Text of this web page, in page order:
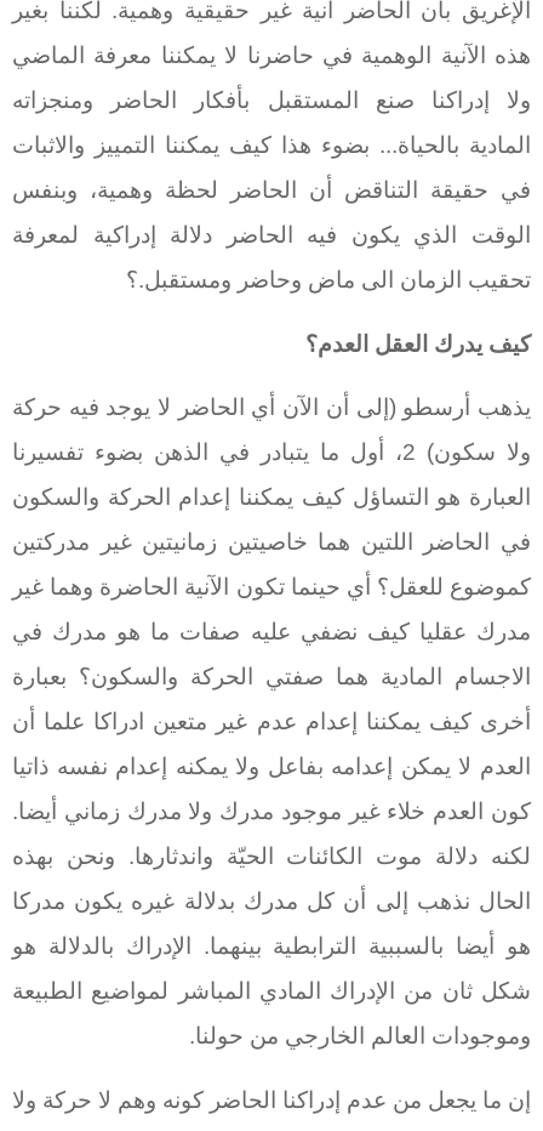
الإغريق بأن الحاضر آنية غير حقيقية وهمية. لكننا بغير
هذه الآنية الوهمية في حاضرنا لا يمكننا معرفة الماضي
ولا إدراكنا صنع المستقبل بأفكار الحاضر ومنجزاته
المادية بالحياة... بضوء هذا كيف يمكننا التمييز والاثبات
في حقيقة التناقض أن الحاضر لحظة وهمية، وبنفس
الوقت الذي يكون فيه الحاضر دلالة إدراكية لمعرفة
تحقيب الزمان الى ماض وحاضر ومستقبل.؟
كيف يدرك العقل العدم؟
يذهب أرسطو (إلى أن الآن أي الحاضر لا يوجد فيه حركة
ولا سكون) 2، أول ما يتبادر في الذهن بضوء تفسيرنا
العبارة هو التساؤل كيف يمكننا إعدام الحركة والسكون
في الحاضر اللتين هما خاصيتين زمانيتين غير مدركتين
كموضوع للعقل؟ أي حينما تكون الآنية الحاضرة وهما غير
مدرك عقليا كيف نضفي عليه صفات ما هو مدرك في
الاجسام المادية هما صفتي الحركة والسكون؟ بعبارة
أخرى كيف يمكننا إعدام عدم غير متعين ادراكا علما أن
العدم لا يمكن إعدامه بفاعل ولا يمكنه إعدام نفسه ذاتيا
كون العدم خلاء غير موجود مدرك ولا مدرك زماني أيضا.
لكنه دلالة موت الكائنات الحيّة واندثارها. ونحن بهذه
الحال نذهب إلى أن كل مدرك بدلالة غيره يكون مدركا
هو أيضا بالسببية الترابطية بينهما. الإدراك بالدلالة هو
شكل ثان من الإدراك المادي المباشر لمواضيع الطبيعة
وموجودات العالم الخارجي من حولنا.
إن ما يجعل من عدم إدراكنا الحاضر كونه وهم لا حركة ولا